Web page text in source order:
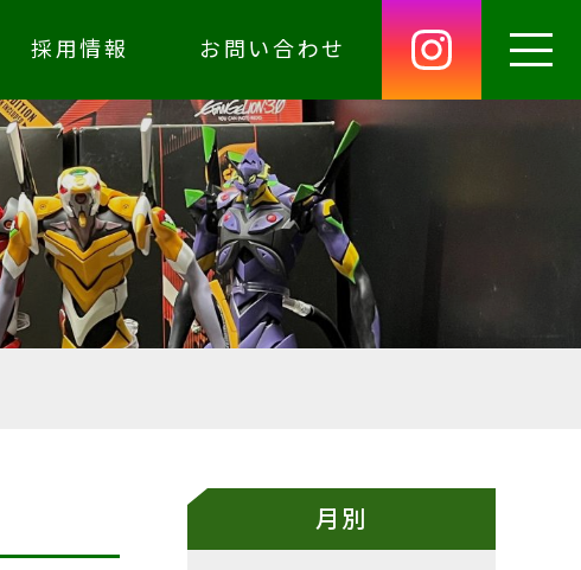
採用情報 お問い合わせ
月別